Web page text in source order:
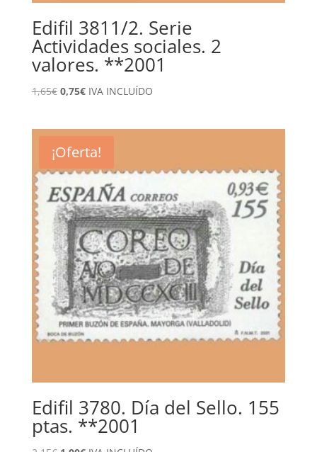
Edifil 3811/2. Serie
Actividades sociales. 2
valores. **2001
1,65€ El
1,65€.
0,75€El
0,75€.
IVA INCLUÍDO
¡Oferta!
Edifil 3780. Día del Sello. 155
ptas. **2001